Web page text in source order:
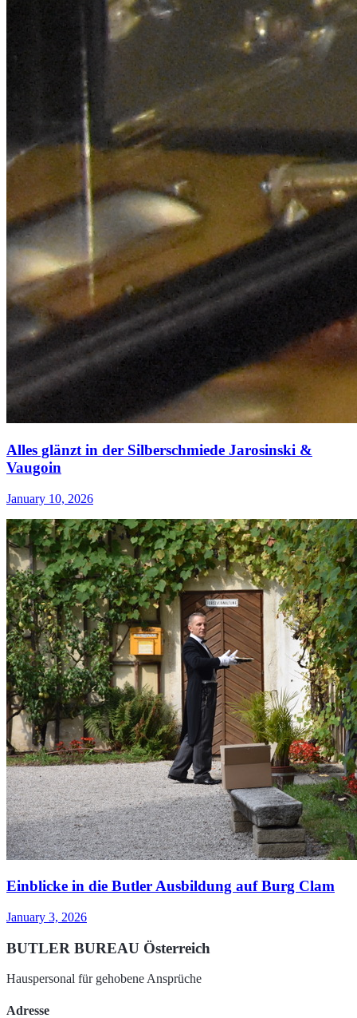
Alles glänzt in der Silberschmiede Jarosinski &
Vaugoin
January 10, 2026
Einblicke in die Butler Ausbildung auf Burg Clam
January 3, 2026
BUTLER BUREAU Österreich
Hauspersonal für gehobene Ansprüche
Adresse